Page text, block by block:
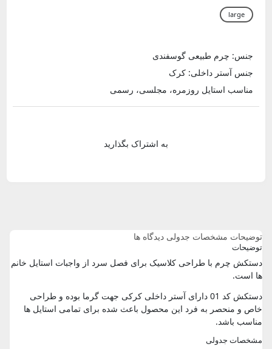
جنس: چرم طبیعی گوسفندی
جنس آستر داخلی: کرک
مناسب استایل روزمره، مجلسی، رسمی
به اشتراک بگذارید
توضیحات مشخصات جدولی دیدگاه ها
توضیحات
دستکش چرم با طراحی کلاسیک برای فصل سرد از واجبات استایل خانم
ها است.
دستکش کد 01 دارای آستر داخلی کرکی جهت گرما بوده و طراحی
خاص و منحصر به فرد این محصول باعث شده برای تمامی استایل ها
مناسب باشد.
مشخصات جدولی